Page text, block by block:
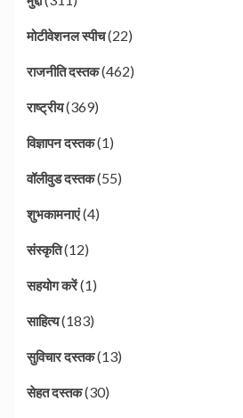
मोटीवेशनल स्पीच(22)
राजनीति दस्तक(462)
राष्ट्रीय(369)
विज्ञापन दस्तक(1)
वॉलीवुड दस्तक(55)
शुभकामनाएं(4)
संस्कृति(12)
सहयोग करें(1)
साहित्य(183)
सुविचार दस्तक(13)
सेहत दस्तक(30)